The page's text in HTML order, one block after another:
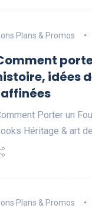
Plans & Promos
idées
Porter un
Héritage & art de
Plans & Promos